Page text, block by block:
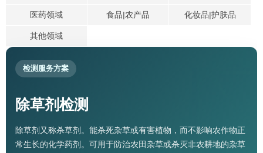
医药领域 食品|农产品 化妆品|护肤品
其他领域
检测服务方案
除草剂检测
除草剂又称杀草剂。能杀死杂草或有害植物，而不影响农作物正
常生长的化学药剂。可用于防治农田杂草或杀灭非农耕地的杂草